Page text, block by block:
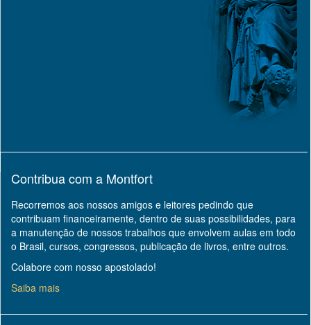
Contribua com a Montfort
Recorremos aos nossos amigos e leitores pedindo que
contribuam financeiramente, dentro de suas possibilidades, para
a manutenção de nossos trabalhos que envolvem aulas em todo
o Brasil, cursos, congressos, publicação de livros, entre outros.
Colabore com nosso apostolado!
Saiba mais